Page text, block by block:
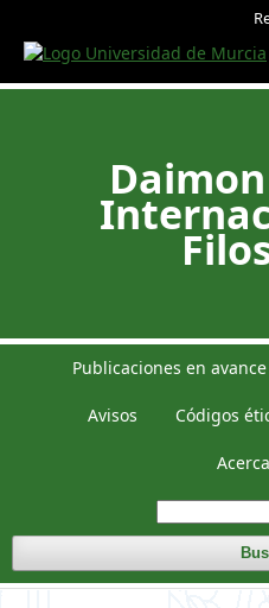
Publicaciones en avance
Avisos Códigos